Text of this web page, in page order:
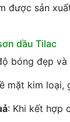
được sản
dầu Tilac
bóng đẹp
mặt kim loại,
: Khi kết hợp